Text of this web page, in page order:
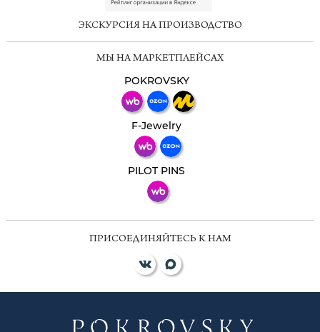
ЭКСКУРСИЯ НА ПРОИЗВОДСТВО
МЫ НА МАРКЕТПЛЕЙСАХ
POKROVSKY
F-Jewelry
PILOT PINS
ПРИСОЕДИНЯЙТЕСЬ К НАМ